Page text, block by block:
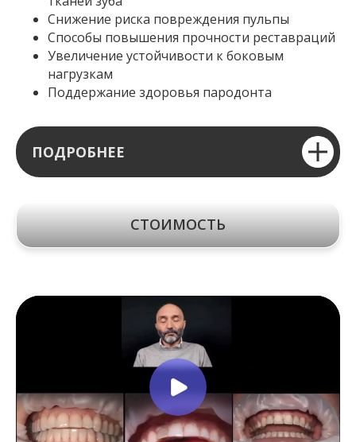
Снижение риска повреждения пульпы
Способы повышения прочности реставраций
Увеличение устойчивости к боковым
нагрузкам
Поддержание здоровья пародонта
ПОДРОБНЕЕ
СТОИМОСТЬ